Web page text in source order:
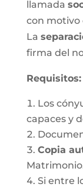
llamada
con motivo
La
firma del
Requisitos:
Los
capaces y
Copia
Si entre